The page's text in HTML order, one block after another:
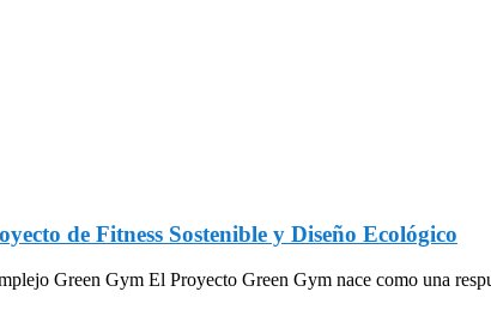
de Fitness Sostenible y Diseño Ecológico
Green Gym El Proyecto Green Gym nace como una